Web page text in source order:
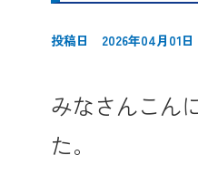
投稿日 2026年04月01日
みなさんこん
た。